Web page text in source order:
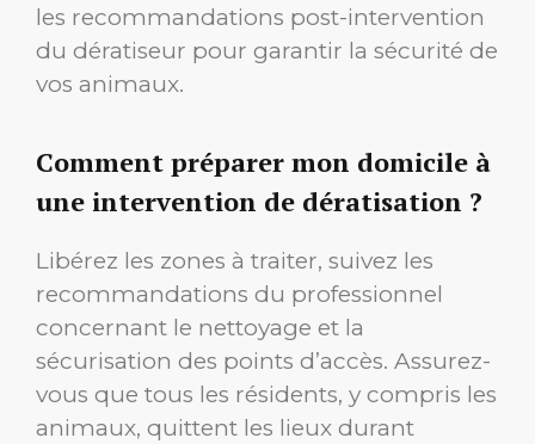
les recommandations post-intervention
du dératiseur pour garantir la sécurité de
vos animaux.
Comment préparer mon domicile à
une intervention de dératisation ?
Libérez les zones à traiter, suivez les
recommandations du professionnel
concernant le nettoyage et la
sécurisation des points d’accès. Assurez-
vous que tous les résidents, y compris les
animaux, quittent les lieux durant